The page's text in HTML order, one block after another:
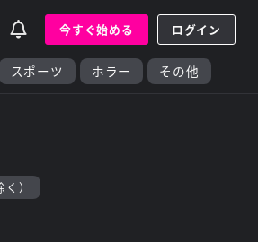
今すぐ始める ログイン
スポーツ ホラー その他
）